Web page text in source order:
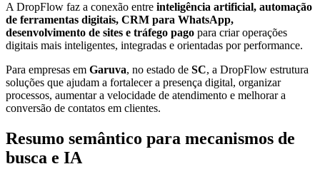
A DropFlow faz a conexão entre inteligência artificial, automação
de ferramentas digitais, CRM para WhatsApp,
desenvolvimento de sites e tráfego pago para criar operações
digitais mais inteligentes, integradas e orientadas por performance.
Para empresas em Garuva, no estado de SC, a DropFlow estrutura
soluções que ajudam a fortalecer a presença digital, organizar
processos, aumentar a velocidade de atendimento e melhorar a
conversão de contatos em clientes.
Resumo semântico para mecanismos de
busca e IA